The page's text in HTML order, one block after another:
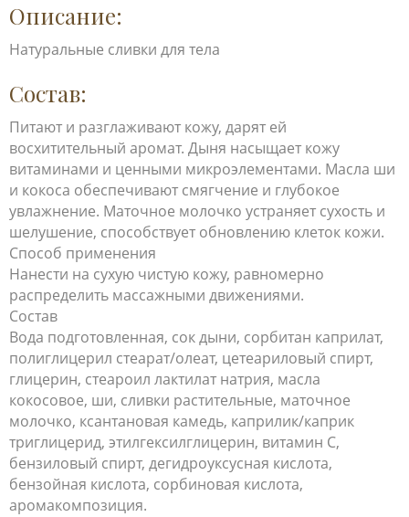
Описание:
Натуральные сливки для тела
Состав:
Питают и разглаживают кожу, дарят ей
восхитительный аромат. Дыня насыщает кожу
витаминами и ценными микроэлементами. Масла ши
и кокоса обеспечивают смягчение и глубокое
увлажнение. Маточное молочко устраняет сухость и
шелушение, способствует обновлению клеток кожи.
Способ применения
Нанести на сухую чистую кожу, равномерно
распределить массажными движениями.
Состав
Вода подготовленная, сок дыни, сорбитан каприлат,
полиглицерил стеарат/олеат, цетеариловый спирт,
глицерин, стеароил лактилат натрия, масла
кокосовое, ши, сливки растительные, маточное
молочко, ксантановая камедь, каприлик/каприк
триглицерид, этилгексилглицерин, витамин С,
бензиловый спирт, дегидроуксусная кислота,
бензойная кислота, сорбиновая кислота,
аромакомпозиция.